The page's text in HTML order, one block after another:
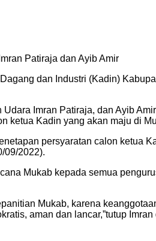
Patiraja dan Ayib Amir
dan Industri (Kadin)
Imran Patiraja, dan Ayib
ketua Kadin yang akan maju di
persyaratan calon ketua
09/2022).
Mukab kepada semua
Mukab, karena
aman dan lancar,”tutup Imran